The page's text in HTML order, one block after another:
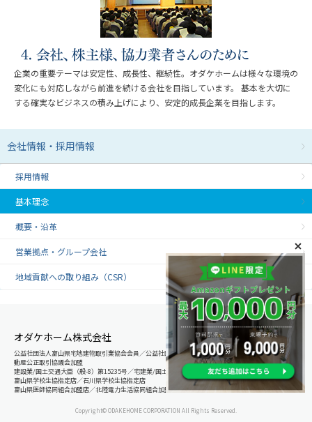
企業の重要テーマは安定性、成長性、継続性。オダケホームは様々な環境の
変化にも対応しながら前進を続ける会社を目指しています。 基本を大切に
する確実なビジネスの積み上げにより、安定的成長企業を目指します。
会社情報・採用情報
採用情報
基本理念
概要・沿革
営業拠点・グループ会社
地域貢献への取り組み（CSR）
オダケホーム株式会社
公益社団法人富山県宅地建物取引業協会会員／公益社団法人石川県宅地建物取引業協会会員／北陸不
動産公正取引協議会加盟
建設業/国土交通大臣（般-8）第15235号／宅建業/国土交通大臣（8）第5025号
富山県学校生協指定店／石川県学校生協指定店
富山県医師協同組合加盟店／北陸電力生活協同組合加盟店
Copyright© ODAKEHOME CORPORATION All Rights Reserved.